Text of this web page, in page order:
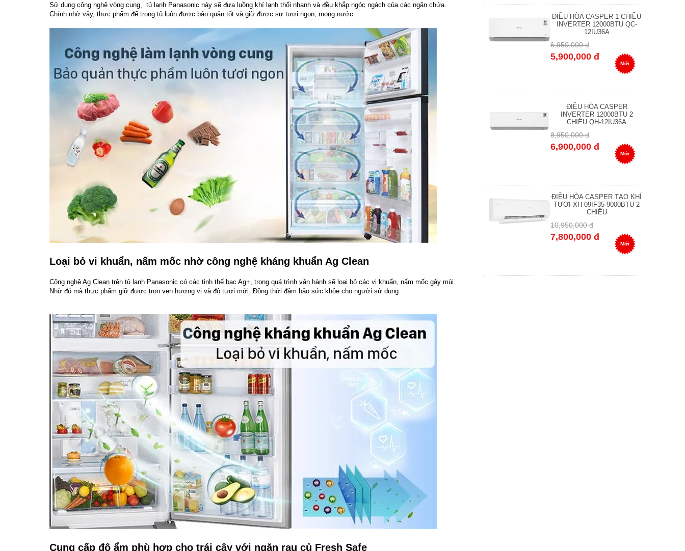
Sử dụng công nghệ vòng cung, tủ lạnh Panasonic này sẽ đưa luồng khí lạnh thổi nhanh và đều khắp ngóc ngách của các ngăn chứa.
Chính nhờ vậy, thực phẩm để trong tủ luôn được bảo quản tốt và giữ được sự tươi ngon, mọng nước.
Loại bỏ vi khuẩn, nấm mốc nhờ công nghệ kháng khuẩn Ag Clean
Công nghệ Ag Clean trên tủ lạnh Panasonic có các tinh thể bạc Ag+, trong quá trình vận hành sẽ loại bỏ các vi khuẩn, nấm mốc gây mùi.
Nhờ đó mà thực phẩm giữ được trọn vẹn hương vị và độ tươi mới. Đồng thời đảm bảo sức khỏe cho người sử dụng.
Cung cấp độ ẩm phù hợp cho trái cây với ngăn rau củ Fresh Safe
ĐIỀU HÒA CASPER 1 CHIỀU
INVERTER 12000BTU QC-
12IU36A
6,950,000 đ
5,900,000 đ
Mới
ĐIỀU HÒA CASPER
INVERTER 12000BTU 2
CHIỀU QH-12IU36A
8,950,000 đ
6,900,000 đ
Mới
ĐIỀU HÒA CASPER TẠO KHÍ
TƯƠI XH-09IF35 9000BTU 2
CHIỀU
10,950,000 đ
7,800,000 đ
Mới